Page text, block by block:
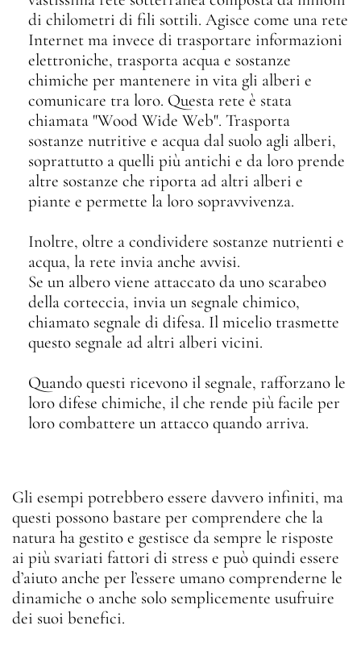
di chilometri di fili sottili. Agisce come una rete
Internet ma invece di trasportare informazioni
elettroniche, trasporta acqua e sostanze
chimiche per mantenere in vita gli alberi e
comunicare tra loro. Questa rete è stata
chiamata "Wood Wide Web". Trasporta
sostanze nutritive e acqua dal suolo agli alberi,
soprattutto a quelli più antichi e da loro prende
altre sostanze che riporta ad altri alberi e
piante e permette la loro sopravvivenza.
Inoltre, oltre a condividere sostanze nutrienti e
acqua, la rete invia anche avvisi.
Se un albero viene attaccato da uno scarabeo
della corteccia, invia un segnale chimico,
chiamato segnale di difesa. Il micelio trasmette
questo segnale ad altri alberi vicini.
Quando questi ricevono il segnale, rafforzano le
loro difese chimiche, il che rende più facile per
loro combattere un attacco quando arriva.
Gli esempi potrebbero essere davvero infiniti, ma
questi possono bastare per comprendere che la
natura ha gestito e gestisce da sempre le risposte
ai più svariati fattori di stress e può quindi essere
d’aiuto anche per l’essere umano comprenderne le
dinamiche o anche solo semplicemente usufruire
dei suoi benefici.